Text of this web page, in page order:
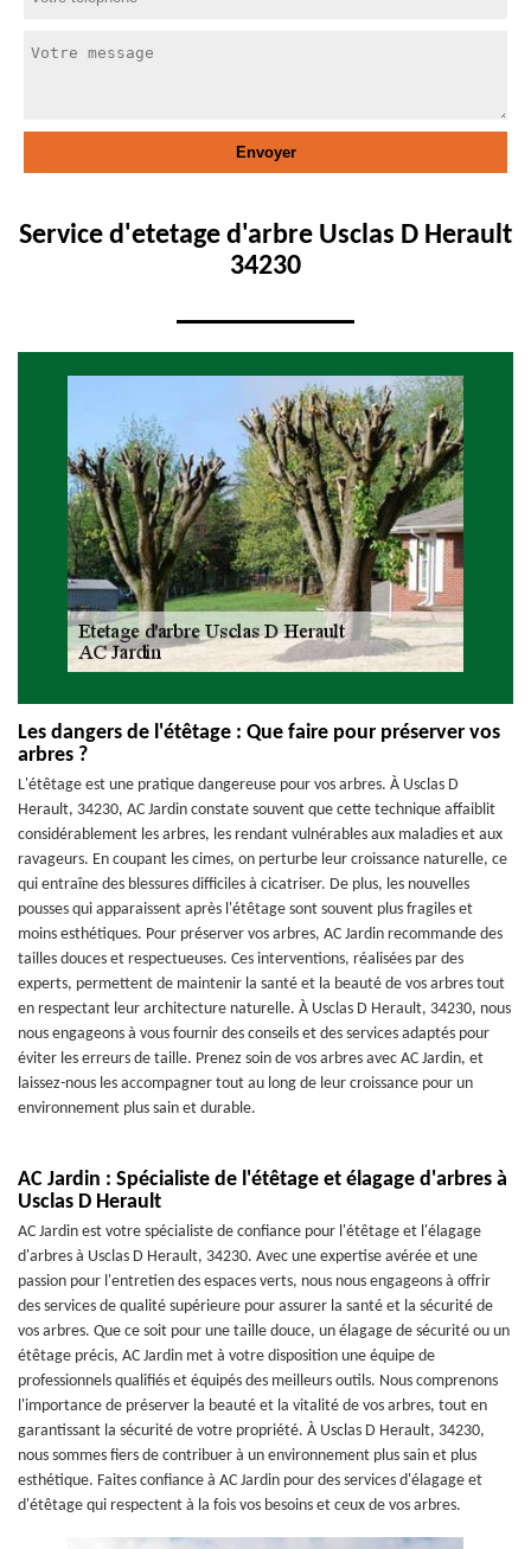
Service d'etetage d'arbre Usclas D Herault
34230
Les dangers de l'étêtage : Que faire pour préserver vos
arbres ?
L'étêtage est une pratique dangereuse pour vos arbres. À Usclas D
Herault, 34230, AC Jardin constate souvent que cette technique affaiblit
considérablement les arbres, les rendant vulnérables aux maladies et aux
ravageurs. En coupant les cimes, on perturbe leur croissance naturelle, ce
qui entraîne des blessures difficiles à cicatriser. De plus, les nouvelles
pousses qui apparaissent après l'étêtage sont souvent plus fragiles et
moins esthétiques. Pour préserver vos arbres, AC Jardin recommande des
tailles douces et respectueuses. Ces interventions, réalisées par des
experts, permettent de maintenir la santé et la beauté de vos arbres tout
en respectant leur architecture naturelle. À Usclas D Herault, 34230, nous
nous engageons à vous fournir des conseils et des services adaptés pour
éviter les erreurs de taille. Prenez soin de vos arbres avec AC Jardin, et
laissez-nous les accompagner tout au long de leur croissance pour un
environnement plus sain et durable.
AC Jardin : Spécialiste de l'étêtage et élagage d'arbres à
Usclas D Herault
AC Jardin est votre spécialiste de confiance pour l'étêtage et l'élagage
d'arbres à Usclas D Herault, 34230. Avec une expertise avérée et une
passion pour l'entretien des espaces verts, nous nous engageons à offrir
des services de qualité supérieure pour assurer la santé et la sécurité de
vos arbres. Que ce soit pour une taille douce, un élagage de sécurité ou un
étêtage précis, AC Jardin met à votre disposition une équipe de
professionnels qualifiés et équipés des meilleurs outils. Nous comprenons
l'importance de préserver la beauté et la vitalité de vos arbres, tout en
garantissant la sécurité de votre propriété. À Usclas D Herault, 34230,
nous sommes fiers de contribuer à un environnement plus sain et plus
esthétique. Faites confiance à AC Jardin pour des services d'élagage et
d'étêtage qui respectent à la fois vos besoins et ceux de vos arbres.